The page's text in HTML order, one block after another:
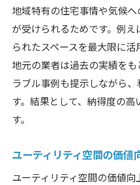
地域特有の住宅事情や気候
が受けられるためです。例
られたスペースを最大限に活
地元の業者は過去の実績を
ラブル事例も提示しながら
す。結果として、納得度の
す。
ユーティリティ空間の価値
ユーティリティ空間の価値